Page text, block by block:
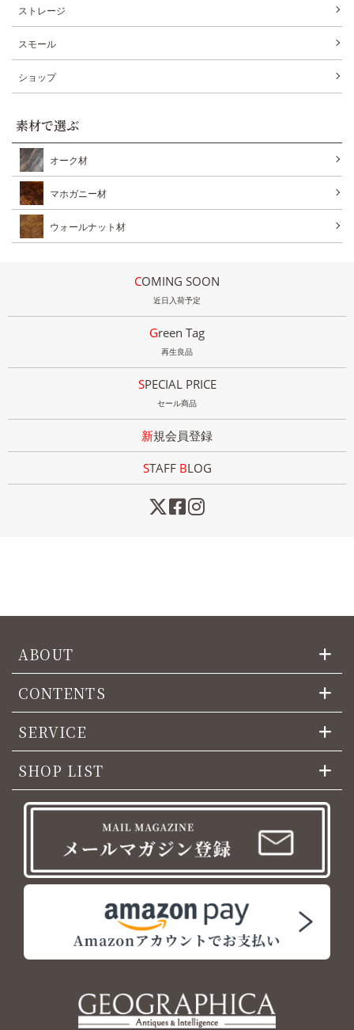
ストレージ
スモール
ショップ
素材で選ぶ
オーク材
マホガニー材
ウォールナット材
COMING SOON
近日入荷予定
Green Tag
再生良品
SPECIAL PRICE
セール商品
新規会員登録
STAFF BLOG
ABOUT
CONTENTS
SERVICE
SHOP LIST